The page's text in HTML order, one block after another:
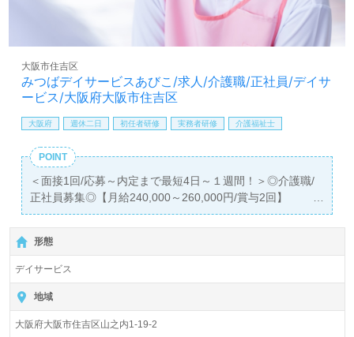
ちらの求人は＜ハイクラス/管理職紹介専任コンサルタント
＞より募集詳細をご案内します。お問い合わせも遠慮なく
全国の求人ご紹介！医療/福祉業界の正社員/パート求人探
しは【ウィルオブ介護】＊求人情報収集、将来的に検討の
方も遠慮なく＊
LINE、メール、お電話などご希望に応じてお問い合わせ/ご
料サービスをご利用いただけます。＜非公開求人も取扱い
あり！＞"転職支援"のプロと一緒に転職活動！お問い合わ
せお待ちしております。
みつばデイサービスあびこ/求人/介護職/正社員/デイサ
ービス/大阪府大阪市住吉区
大阪市住吉区
大阪府 週休二日 初任者研修 実務者研修 介護福祉士
POINT
＜面接1回/応募～内定まで最短4日～１週間！＞◎介護職/
正社員募集◎【月給240,000～260,000円/賞与2回】
＊初任者研修以上有資格者向け求人＊『我孫子町駅』徒歩
6分。お車通勤可能です。
1日定員29名『みつばデイサービスあびこ』株式会社ベス
トケア・パートナーズ Bestcare Partners,Inc. (本社：さい
たま市、大阪支社：大阪市）様の運営です。従業員人数
430名以上、朝霞・志木・富士見市、川口市、大阪市に住
宅型有料老人ホームと通所介護事業所を展開されていま
形態
デイサービス
地域
大阪府大阪市住吉区山之内1-19-2